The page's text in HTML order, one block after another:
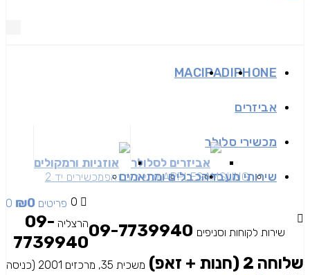
IPHONE
IPAD
MAC
אביזרים
אביזרים לסלולר אוזניות ורמקולים
מכשירי סלולר
SAMSUNG
APPLEמכשירים זאפמכשירים יד 2 שירותי מעבדהכבלים ומתאמים
0 0 פריטים ₪0
שירות לקוחות וסניפים
הרצליה 09-
7739940
שלוחה 2 (חנות + זאפ)
משכית 35, מרכזים 2001 (כניסה